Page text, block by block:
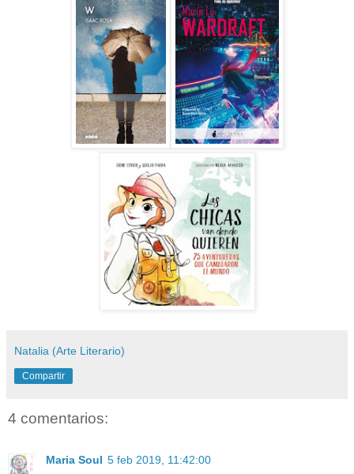
Natalia (Arte Literario)
Compartir
4 comentarios:
Maria Soul 5 feb 2019, 11:42:00